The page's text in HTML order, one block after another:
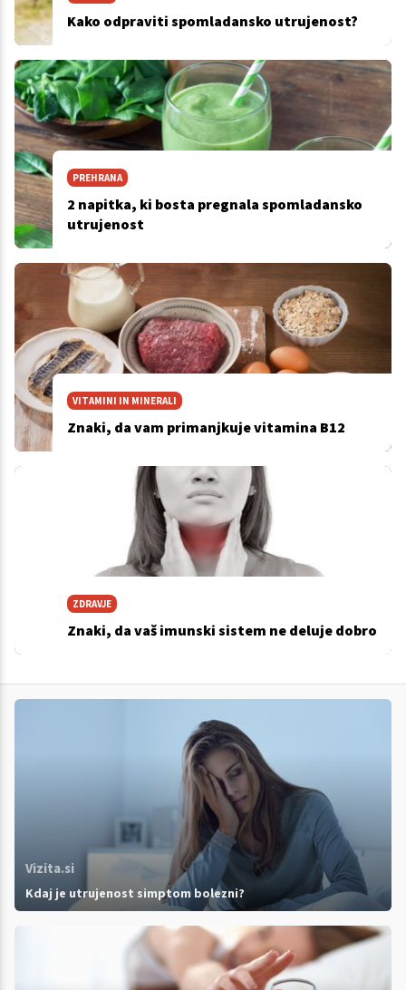
Kako odpraviti spomladansko utrujenost?
PREHRANA
2 napitka, ki bosta pregnala spomladansko
utrujenost
VITAMINI IN MINERALI
Znaki, da vam primanjkuje vitamina B12
ZDRAVJE
Znaki, da vaš imunski sistem ne deluje dobro
Vizita.si
Kdaj je utrujenost simptom bolezni?